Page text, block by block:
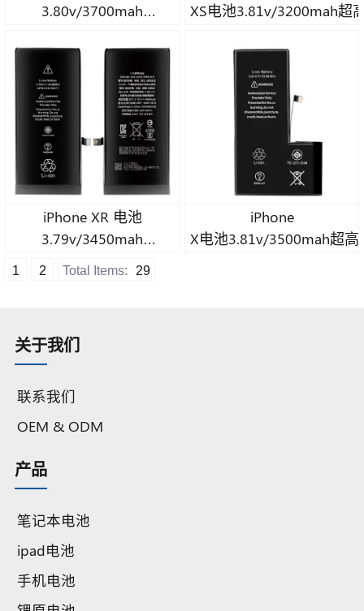
3.80v/3700mah
XS电池3.81v/3200mah超
iPhone XR 电池
3.79v/3450mah
超高容量 A 级钴电池
iPhone
X电池3.81v/3500mah超
1 2 Total Items: 29
关于我们
联系我们
OEM & ODM
产品
笔记本电池
ipad电池
手机电池